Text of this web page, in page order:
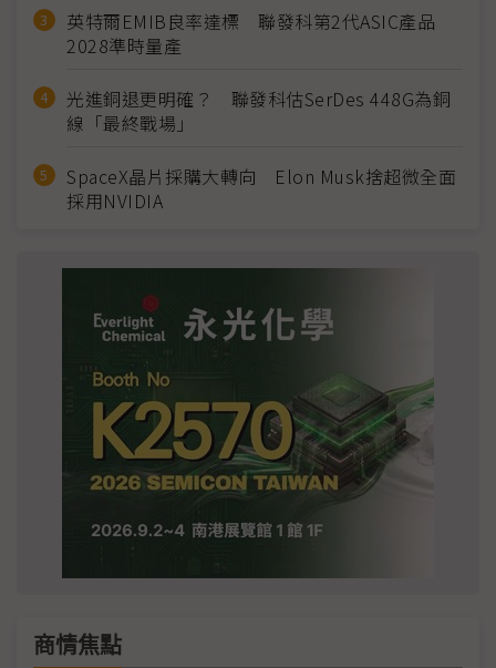
英特爾EMIB良率達標 聯發科第2代ASIC產品
2028準時量產
光進銅退更明確？ 聯發科估SerDes 448G為銅
線「最終戰場」
SpaceX晶片採購大轉向 Elon Musk捨超微全面
採用NVIDIA
商情焦點